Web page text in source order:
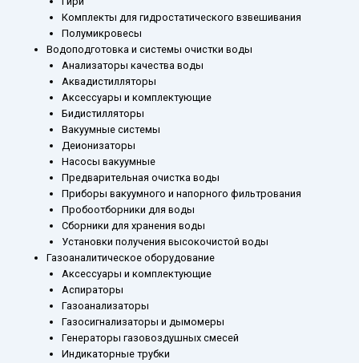
Комплекты для гидростатического взвешивания
Полумикровесы
Водоподготовка и системы очистки воды
Анализаторы качества воды
Аквадистилляторы
Аксессуары и комплектующие
Бидистилляторы
Вакуумные системы
Деионизаторы
Насосы вакуумные
Предварительная очистка воды
Приборы вакуумного и напорного фильтрования
Пробоотборники для воды
Сборники для хранения воды
Установки получения высокочистой воды
Газоаналитическое оборудование
Аксессуары и комплектующие
Аспираторы
Газоанализаторы
Газосигнализаторы и дымомеры
Генераторы газовоздушных смесей
Индикаторные трубки